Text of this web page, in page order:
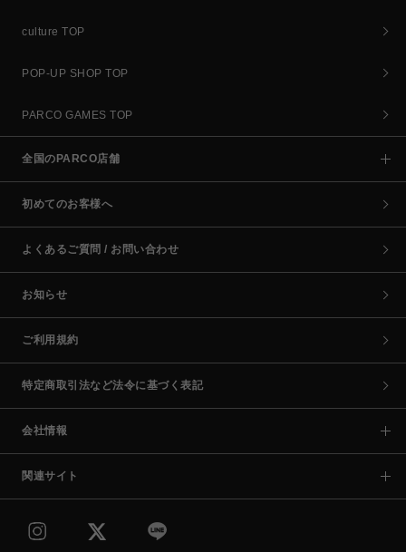
culture TOP
POP-UP SHOP TOP
PARCO GAMES TOP
全国のPARCO店舗
初めてのお客様へ
よくあるご質問 / お問い合わせ
お知らせ
ご利用規約
特定商取引法など法令に基づく表記
会社情報
関連サイト